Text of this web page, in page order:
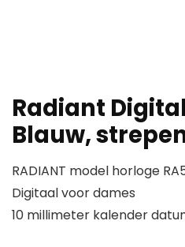
Radiant
Blauw,
RADIANT model horloge
Digitaal voor dames
10 millimeter kalender